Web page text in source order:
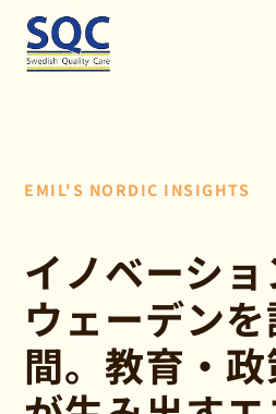
EMIL'S NORDIC INSIGHTS
イノベーシ
ウェーデン
間。教育・